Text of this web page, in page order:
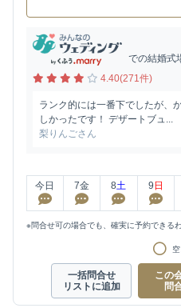
での結婚式
4.40(271件)
ランク的には一番下でしたが、
しかったです！ デザートブュ...
梨りんごさん
今日 7金 8土 9 日
※問合せ可の場合でも、確実に予約できる
一括問合せ
リストに追加
この
問